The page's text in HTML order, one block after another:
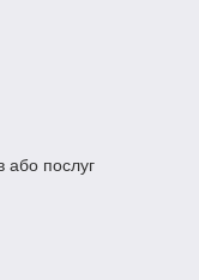
або послуг